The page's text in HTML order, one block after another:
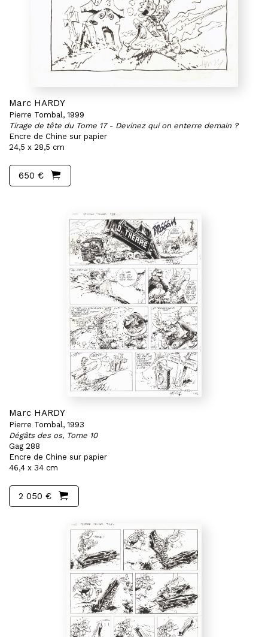
Marc HARDY
Pierre Tombal, 1999
Tirage de tête du Tome 17 - Devinez qui on enterre demain ?
Encre de Chine sur papier
24,5 x 28,5 cm
650 €
Marc HARDY
Pierre Tombal, 1993
Dégâts des os, Tome 10
Gag 288
Encre de Chine sur papier
46,4 x 34 cm
2 050 €